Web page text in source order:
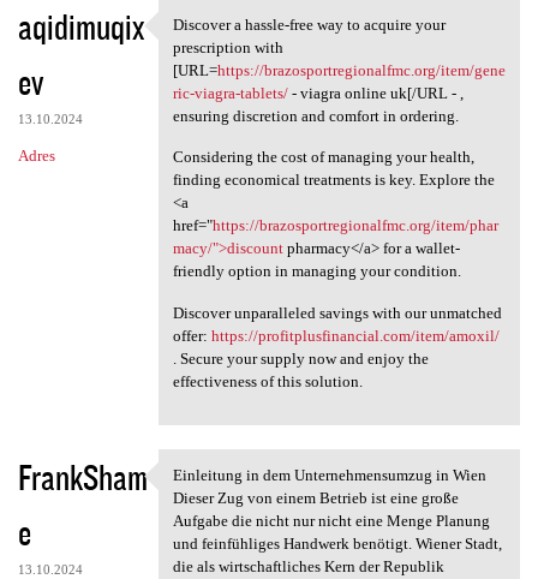
aqidimuqix
ev
13.10.2024
Adres
Discover a hassle-free way to
Discover a hassle-free way to acquire your
prescription with
[URL=https://brazosportregionalfmc.org/item/gene
ric-viagra-tablets/- viagra online uk[/URL - ,
ensuring discretion and comfort in ordering.
Considering the cost of managing your health,
finding economical treatments is key. Explore the
<a
href="https://brazosportregionalfmc.org/item/phar
macy/">discountpharmacy</a> for a wallet-
friendly option in managing your condition.
Discover unparalleled savings with our unmatched
offer: https://profitplusfinancial.com/item/amoxil/
. Secure your supply now and enjoy the
effectiveness of this solution.
FrankSham
e
13.10.2024
Einleitung in dem
Einleitung in dem Unternehmensumzug in Wien
Dieser Zug von einem Betrieb ist eine große
Aufgabe die nicht nur nicht eine Menge Planung
und feinfühliges Handwerk benötigt. Wiener Stadt,
die als wirtschaftliches Kern der Republik